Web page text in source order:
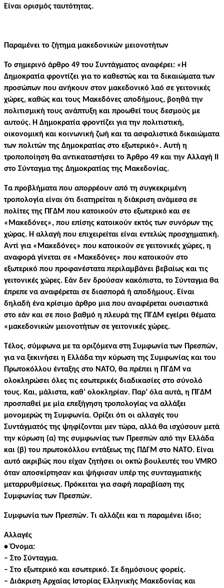
Είναι ορισμός ταυτότητας.
Παραμένει το ζήτημα μακεδονικών μειονοτήτων
Το σημερινό άρθρο 49 του Συντάγματος αναφέρει: «Η
Δημοκρατία φροντίζει για το καθεστώς και τα δικαιώματα των
προσώπων που ανήκουν στον μακεδονικό λαό σε γειτονικές
χώρες, καθώς και τους Μακεδόνες αποδήμους, βοηθά την
πολιτισμική τους ανάπτυξη και προωθεί τους δεσμούς με
αυτούς. Η Δημοκρατία φροντίζει για την πολιτιστική,
οικονομική και κοινωνική ζωή και τα ασφαλιστικά δικαιώματα
των πολιτών της Δημοκρατίας στο εξωτερικό». Αυτή η
τροποποίηση θα αντικαταστήσει το Άρθρο 49 και την Αλλαγή ΙΙ
στο Σύνταγμα της Δημοκρατίας της Μακεδονίας.
Τα προβλήματα που απορρέουν από τη συγκεκριμένη
τροπολογία είναι ότι διατηρείται η διάκριση ανάμεσα σε
πολίτες της ΠΓΔΜ που κατοικούν στο εξωτερικό και σε
«Μακεδόνες», που επίσης κατοικούν εκτός των συνόρων της
χώρας. Η αλλαγή που επιχειρείται είναι εντελώς προσχηματική.
Αντί για «Μακεδόνες» που κατοικούν σε γειτονικές χώρες, η
αναφορά γίνεται σε «Μακεδόνες» που κατοικούν στο
εξωτερικό που προφανέστατα περιλαμβάνει βεβαίως και τις
γειτονικές χώρες. Εάν δεν δρούσαν κακόπιστα, το Σύνταγμα θα
έπρεπε να αναφέρεται σε διασπορά ή αποδήμους. Είναι
δηλαδή ένα κρίσιμο άρθρο μια που αναφέρεται ουσιαστικά
στο εάν και σε ποιο βαθμό η πλευρά της ΠΓΔΜ εγείρει θέματα
«μακεδονικών μειονοτήτων σε γειτονικές χώρες.
Τέλος, σύμφωνα με τα οριζόμενα στη Συμφωνία των Πρεσπών,
για να ξεκινήσει η Ελλάδα την κύρωση της Συμφωνίας και του
Πρωτοκόλλου ένταξης στο ΝΑΤΟ, θα πρέπει η ΠΓΔΜ να
ολοκληρώσει όλες τις εσωτερικές διαδικασίες στο σύνολό
τους. Και, μάλιστα, καθ’ ολοκληρίαν. Παρ’ όλα αυτά, η ΠΓΔΜ
προσπαθεί με μία επεξήγηση τροπολογίας να αλλάξει
μονομερώς τη Συμφωνία. Ορίζει ότι οι αλλαγές του
Συντάγματός της ψηφίζονται μεν τώρα, αλλά θα ισχύσουν μετά
την κύρωση (α) της συμφωνίας των Πρεσπών από την Ελλάδα
και (β) του πρωτοκόλλου εντάξεως της ΠΔΓΜ στο ΝΑΤΟ. Είναι
αυτό ακριβώς που είχαν ζητήσει οι οκτώ βουλευτές του VMRO
όταν αποσκίρτησαν και ψήφισαν υπέρ της συνταγματικής
μεταρρυθμίσεως. Πρόκειται για σαφή παραβίαση της
Συμφωνίας των Πρεσπών.
Συμφωνία των Πρεσπών. Τι αλλάζει και τι παραμένει ίδιο;
Αλλαγές
• Όνομα:
– Στο Σύνταγμα.
– Στο εξωτερικό και εσωτερικό. Σε δημόσιους φορείς.
– Διάκριση Αρχαίας Ιστορίας Ελληνικής Μακεδονίας και